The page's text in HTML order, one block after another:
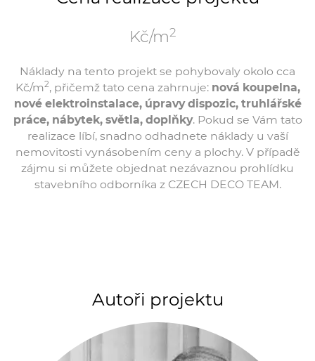
Kč/m2
Náklady na tento projekt se pohybovaly okolo cca
Kč/m2, přičemž tato cena zahrnuje: nová koupelna,
nové elektroinstalace, úpravy dispozic, truhlářské
práce, nábytek, světla, doplňky. Pokud se Vám tato
realizace líbí, snadno odhadnete náklady u vaší
nemovitosti vynásobením ceny a plochy. V případě
zájmu si můžete objednat nezávaznou prohlídku
stavebního odborníka z CZECH DECO TEAM.
Autoři projektu